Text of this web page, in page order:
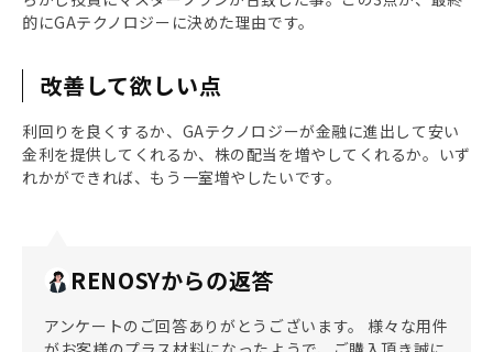
的にGAテクノロジーに決めた理由です。
改善して欲しい点
利回りを良くするか、GAテクノロジーが金融に進出して安い
金利を提供してくれるか、株の配当を増やしてくれるか。いず
れかができれば、もう一室増やしたいです。
RENOSYからの返答
アンケートのご回答ありがとうございます。 様々な用件